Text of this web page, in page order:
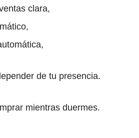
clara,
de tu presencia.
mientras duermes.